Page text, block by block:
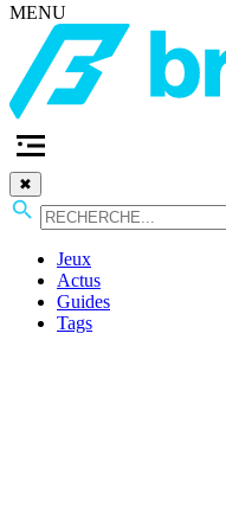
MENU
✖
Jeux
Actus
Guides
Tags